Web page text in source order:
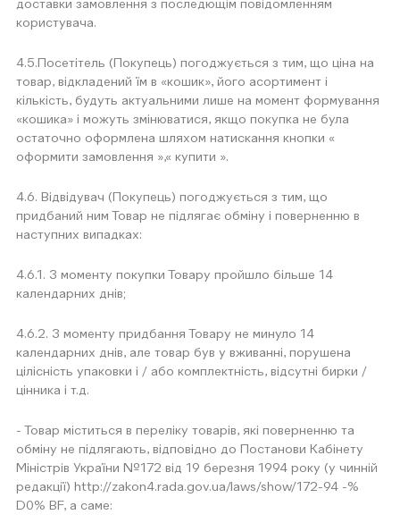
доставки замовлення з последющім повідомленням
користувача.
4.5.Посетітель (Покупець) погоджується з тим, що ціна на
товар, відкладений їм в «кошик», його асортимент і
кількість, будуть актуальними лише на момент формування
«кошика» і можуть змінюватися, якщо покупка не була
остаточно оформлена шляхом натискання кнопки «
оформити замовлення »,« купити ».
4.6. Відвідувач (Покупець) погоджується з тим, що
придбаний ним Товар не підлягає обміну і поверненню в
наступних випадках:
4.6.1. З моменту покупки Товару пройшло більше 14
календарних днів;
4.6.2. З моменту придбання Товару не минуло 14
календарних днів, але товар був у вживанні, порушена
цілісність упаковки і / або комплектність, відсутні бирки /
цінника і т.д.
- Товар міститься в переліку товарів, які поверненню та
обміну не підлягають, відповідно до Постанови Кабінету
Міністрів України №172 від 19 березня 1994 року (у чинній
редакції) http://zakon4.rada.gov.ua/laws/show/172-94 -%
D0% BF, а саме: